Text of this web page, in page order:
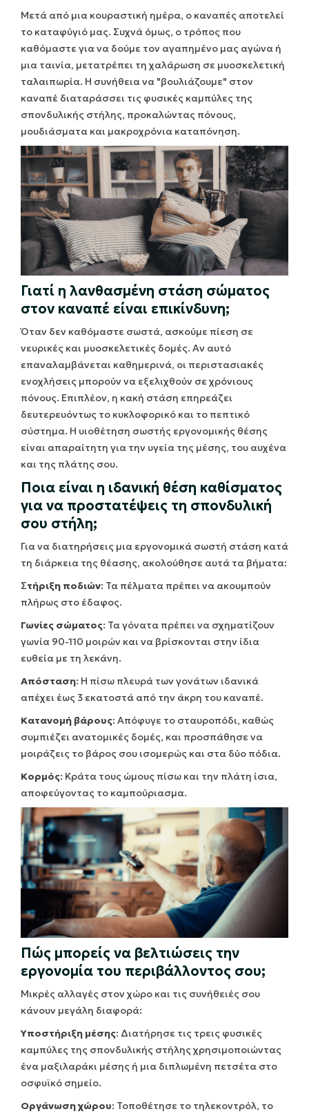
Μετά από μια κουραστική ημέρα, ο καναπές αποτελεί
το καταφύγιό μας. Συχνά όμως, ο τρόπος που
καθόμαστε για να δούμε τον αγαπημένο μας αγώνα ή
μια ταινία, μετατρέπει τη χαλάρωση σε μυοσκελετική
ταλαιπωρία. Η συνήθεια να "βουλιάζουμε" στον
καναπέ διαταράσσει τις φυσικές καμπύλες της
σπονδυλικής στήλης, προκαλώντας πόνους,
μουδιάσματα και μακροχρόνια καταπόνηση.
Γιατί η λανθασμένη στάση σώματος
στον καναπέ είναι επικίνδυνη;
Όταν δεν καθόμαστε σωστά, ασκούμε πίεση σε
νευρικές και μυοσκελετικές δομές. Αν αυτό
επαναλαμβάνεται καθημερινά, οι περιστασιακές
ενοχλήσεις μπορούν να εξελιχθούν σε χρόνιους
πόνους. Επιπλέον, η κακή στάση επηρεάζει
δευτερευόντως το κυκλοφορικό και το πεπτικό
σύστημα. Η υιοθέτηση σωστής εργονομικής θέσης
είναι απαραίτητη για την υγεία της μέσης, του αυχένα
και της πλάτης σου.
Ποια είναι η ιδανική θέση καθίσματος
για να προστατέψεις τη σπονδυλική
σου στήλη;
Για να διατηρήσεις μια εργονομικά σωστή στάση κατά
τη διάρκεια της θέασης, ακολούθησε αυτά τα βήματα:
Στήριξη ποδιών: Τα πέλματα πρέπει να ακουμπούν
πλήρως στο έδαφος.
Γωνίες σώματος: Τα γόνατα πρέπει να σχηματίζουν
γωνία 90-110 μοιρών και να βρίσκονται στην ίδια
ευθεία με τη λεκάνη.
Απόσταση: Η πίσω πλευρά των γονάτων ιδανικά
απέχει έως 3 εκατοστά από την άκρη του καναπέ.
Κατανομή βάρους: Απόφυγε το σταυροπόδι, καθώς
συμπιέζει ανατομικές δομές, και προσπάθησε να
μοιράζεις το βάρος σου ισομερώς και στα δύο πόδια.
Κορμός: Κράτα τους ώμους πίσω και την πλάτη ίσια,
αποφεύγοντας το καμπούριασμα.
Πώς μπορείς να βελτιώσεις την
εργονομία του περιβάλλοντος σου;
Μικρές αλλαγές στον χώρο και τις συνήθειές σου
κάνουν μεγάλη διαφορά:
Υποστήριξη μέσης: Διατήρησε τις τρεις φυσικές
καμπύλες της σπονδυλικής στήλης χρησιμοποιώντας
ένα μαξιλαράκι μέσης ή μια διπλωμένη πετσέτα στο
οσφυϊκό σημείο.
Οργάνωση χώρου: Τοποθέτησε το τηλεκοντρόλ, το